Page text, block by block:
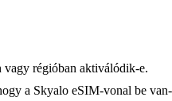
vagy régióban aktiválódik-e.
a Skyalo eSIM-vonal be